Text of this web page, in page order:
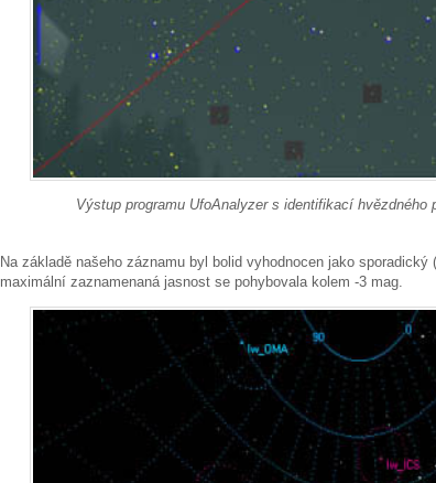
Výstup programu UfoAnalyzer s identifikací hvězdného
Na základě našeho záznamu byl bolid vyhodnocen jako
maximální zaznamenaná jasnost se pohybovala kolem -3 mag.